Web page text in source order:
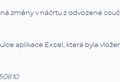
změny v náčrtu z odvozené
aplikace Excel, která byla